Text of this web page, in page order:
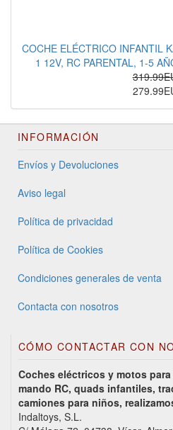
COCHE ELÉCTRICO INFANTIL
1 12V, RC PARENTAL, 1-5
INFORMACIÓN
Envíos y Devoluciones
Aviso legal
Política de privacidad
Política de Cookies
Condiciones generales de venta
Contacta con nosotros
CÓMO CONTACTAR CON
Coches eléctricos y motos
mando RC, quads infantiles,
camiones para niños,
Indaltoys, S.L.